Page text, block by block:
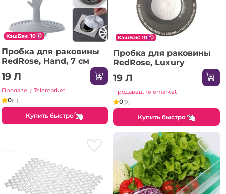
КэшБэк: 10
Пробка для раковины
RedRose, Hand, 7 см
19 Л
Продавец: Telemarket
0(0)
Купить быстро
КэшБэк: 10
Пробка для раковины
RedRose, Luxury
19 Л
Продавец: Telemarket
0(0)
Купить быстро